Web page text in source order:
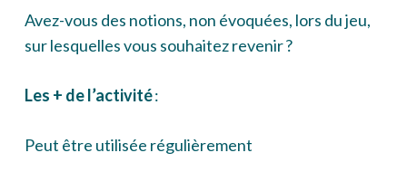
Avez-vous des notions, non évoquées, lors du jeu,
sur lesquelles vous souhaitez revenir ?
Les + de l’activité:
Peut être utilisée régulièrement